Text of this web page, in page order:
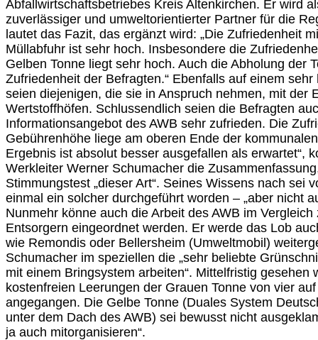
Abfallwirtschaftsbetriebes Kreis Altenkirchen. Er wird
zuverlässiger und umweltorientierter Partner für die
lautet das Fazit, das ergänzt wird: „Die Zufriedenheit
Müllabfuhr ist sehr hoch. Insbesondere die
Gelben Tonne liegt sehr hoch. Auch die Abholung der
Zufriedenheit der Befragten.“ Ebenfalls auf einem
seien diejenigen, die sie in Anspruch nehmen, mit der
Wertstoffhöfen. Schlussendlich seien die Befragten
Informationsangebot des AWB sehr zufrieden. Die
Gebührenhöhe liege am oberen Ende der
Ergebnis ist absolut besser ausgefallen als erwartet“,
Werkleiter Werner Schumacher die
Stimmungstest „dieser Art“. Seines Wissens nach sei
einmal ein solcher durchgeführt worden – „aber nicht
Nunmehr könne auch die Arbeit des AWB im
Entsorgern eingeordnet werden. Er werde das Lob
wie Remondis oder Bellersheim (Umweltmobil)
Schumacher im speziellen die „sehr beliebte
mit einem Bringsystem arbeiten“. Mittelfristig gesehen
kostenfreien Leerungen der Grauen Tonne von vier
angegangen. Die Gelbe Tonne (Duales System
unter dem Dach des AWB) sei bewusst nicht
ja auch mitorganisieren“.